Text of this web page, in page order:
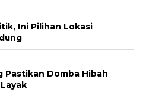
Ini Pilihan Lokasi
Pastikan Domba Hibah